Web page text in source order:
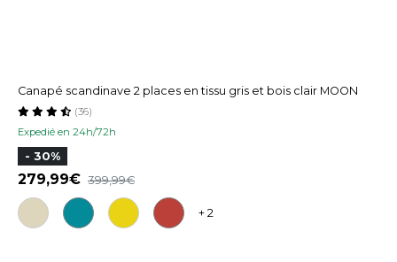
Canapé scandinave 2 places en tissu gris et bois clair MOON
Expedié en 24h/72h
(36)
- 30%
279,99 399,99
+ 2